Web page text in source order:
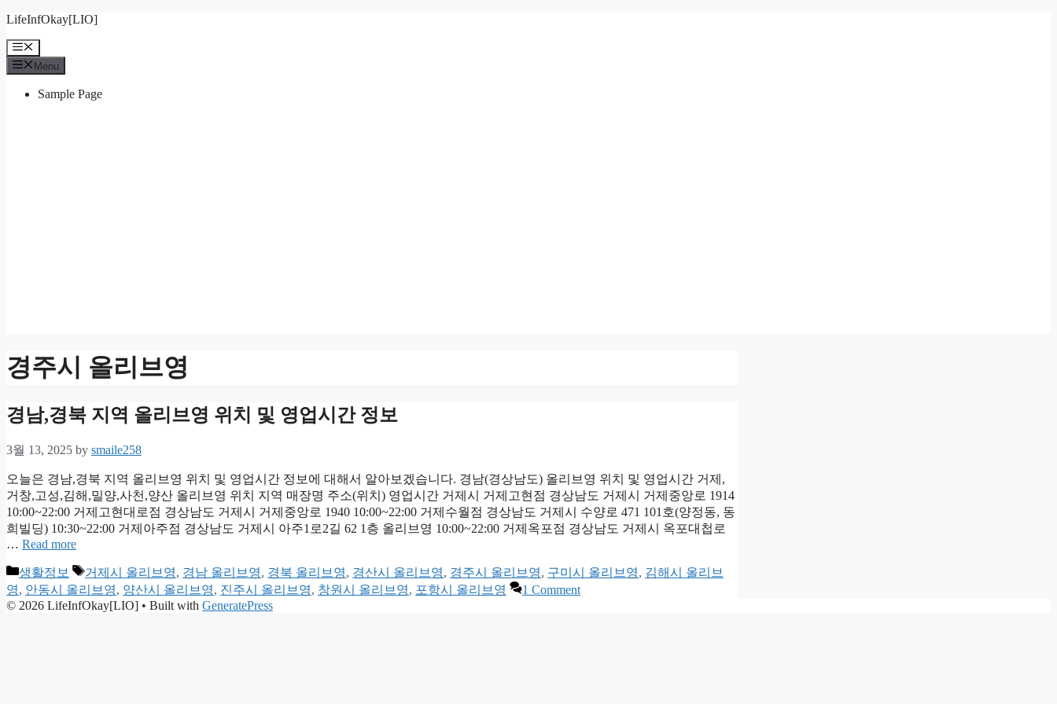
Skip
content
LifeInfOkay[LIO]
Menu
Menu
Sample Page
경주시 올리브영
경남,경북 지역 올리브영 위치 및 영업시간 정보
3월 13, 2025 by smaile258
오늘은 경남,경북 지역 올리브영 위치 및 영업시간 정보에 대해서 알아보겠습니다. 경남(경상남도) 올리브영 위치 및 영업시간 거제,
거창,고성,김해,밀양,사천,양산 올리브영 위치 지역 매장명 주소(위치) 영업시간 거제시 거제고현점 경상남도 거제시 거제중앙로 1914
10:00~22:00 거제고현대로점 경상남도 거제시 거제중앙로 1940 10:00~22:00 거제수월점 경상남도 거제시 수양로 471 101호(양정동, 동
희빌딩) 10:30~22:00 거제아주점 경상남도 거제시 아주1로2길 62 1층 올리브영 10:00~22:00 거제옥포점 경상남도 거제시 옥포대첩로
… Read more
Categories
생활정보 Tags
거제시 올리브영, 경남 올리브영, 경북 올리브영, 경산시 올리브영, 경주시 올리브영, 구미시 올리브영, 김해시 올리브
영, 안동시 올리브영, 양산시 올리브영, 진주시 올리브영, 창원시 올리브영, 포항시 올리브영
1 Comment
© 2026 LifeInfOkay[LIO] • Built with GeneratePress